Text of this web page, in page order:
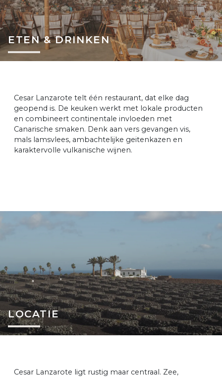
ETEN & DRINKEN
Cesar Lanzarote telt één restaurant, dat elke dag
geopend is. De keuken werkt met lokale producten
en combineert continentale invloeden met
Canarische smaken. Denk aan vers gevangen vis,
mals lamsvlees, ambachtelijke geitenkazen en
karaktervolle vulkanische wijnen.
LOCATIE
Cesar Lanzarote ligt rustig maar centraal. Zee,